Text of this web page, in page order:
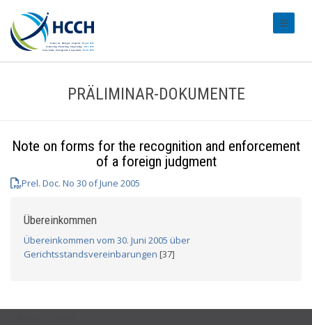
PRÄLIMINAR-DOKUMENTE
Note on forms for the recognition and enforcement
of a foreign judgment
Prel. Doc. No 30 of June 2005
Übereinkommen
Übereinkommen vom 30. Juni 2005 über
Gerichtsstandsvereinbarungen [37]